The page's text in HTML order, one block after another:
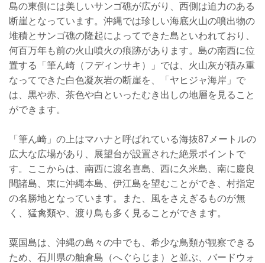
島の東側には美しいサンゴ礁が広がり、西側は迫力のある
断崖となっています。沖縄では珍しい海底火山の噴出物の
堆積とサンゴ礁の隆起によってできた島といわれており、
何百万年も前の火山噴火の痕跡があります。島の南西に位
置する「筆ん崎（フディンサキ）」では、火山灰が積み重
なってできた白色凝灰岩の断崖を、「ヤヒジャ海岸」で
は、黒や赤、茶色や白といったむき出しの地層を見ること
ができます。
「筆ん崎」の上はマハナと呼ばれている海抜87メートルの
広大な広場があり、展望台が設置された絶景ポイントで
す。ここからは、南西に渡名喜島、西に久米島、南に慶良
間諸島、東に沖縄本島、伊江島を望むことができ、村指定
の名勝地となっています。また、風をさえぎるものが無
く、猛禽類や、渡り鳥も多く見ることができます。
粟国島は、沖縄の島々の中でも、希少な鳥類が観察できる
ため、石川県の舳倉島（へぐらじま）と並ぶ、バードウォ